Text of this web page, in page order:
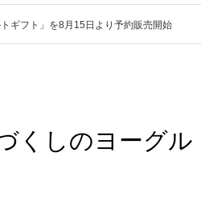
ギフト」を8月15日より予約販売開始
くしのヨーグル